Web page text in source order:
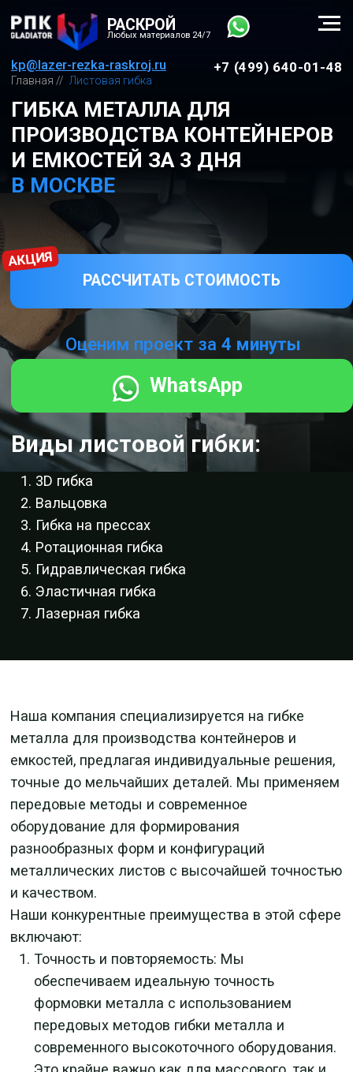
kp@lazer-rezka-raskroj.ru
РАСКРОЙ
Любых материалов 24/7
ГИБКА МЕТАЛЛА ДЛЯ
И ЕМКОСТЕЙ ЗА 3 ДНЯ
В МОСКВЕ
3D гибка
Вальцовка
Ротационная гибка
Эластичная гибка
Лазерная гибка
Виды листовой гибки:
⠀⠀WhatsApp
Оценим проект за 4 минуты
АКЦИЯ
Наша компания специализируется на гибке
металла для производства контейнеров и
емкостей, предлагая индивидуальные решения,
передовые методы и современное
оборудование для формирования
разнообразных форм и конфигураций
металлических листов с высочайшей точностью
формовки металла с использованием
современного высокоточного оборудования.
Это крайне важно как для массового, так и
для индивидуального производства
Широкий спектр металлов: Наша экспертиза
охватывает различные виды металлов,
включая сталь, алюминий, титан и никель,
что дает широкие возможности для
реализации проектов в области
производства контейнеров и емкостей.
адаптироваться к требованиям любых
заказов, независимо от их объема - от
индивидуальных заказов до
крупномасштабного производства
контейнеров и емкостей.
Сокращение времени производства:
Благодаря оптимизированным процессам и
применению передового оборудования для
гибки металлообработки, мы способны
существенно сократить время производства